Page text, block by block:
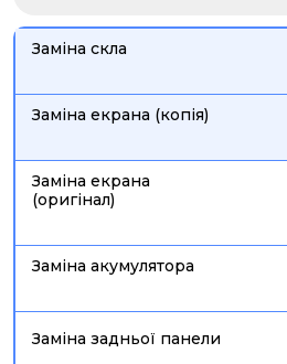
Заміна скла
Заміна екрана (копія)
Заміна екрана
(оригінал)
Заміна акумулятора
Заміна задньої панели